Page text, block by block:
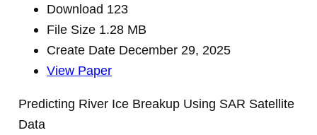
Download 123
File Size 1.28 MB
Create Date December 29, 2025
View Paper
Predicting River Ice Breakup Using SAR Satellite
Data